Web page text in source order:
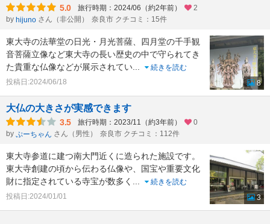
5.0 旅行時期：2024/06（約2年前）
2
by hijuno さん（非公開） 奈良市 クチコミ：15件
東大寺の法華堂の日光・月光菩薩、四月堂の千手観
音菩薩立像など東大寺の長い歴史の中で守られてき
た貴重な仏像などが展示されてい
続きを読む
投稿日:2024/06/18
8
大仏の大きさが実感できます
3.5 旅行時期：2023/11（約3年前）
0
by ぷーちゃん さん（男性） 奈良市 クチコミ：112件
東大寺参道に建つ南大門近くに造られた施設です。
東大寺創建の頃から伝わる仏像や、国宝や重要文化
財に指定されている寺宝が数多く
続きを読む
投稿日:2024/01/01
3